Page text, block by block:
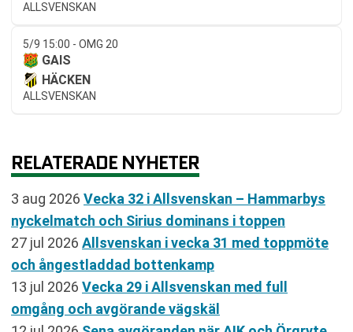
ALLSVENSKAN
5/9 15:00 - OMG 20
GAIS
HÄCKEN
ALLSVENSKAN
RELATERADE NYHETER
3 aug 2026 Vecka 32 i Allsvenskan – Hammarbys
nyckelmatch och Sirius dominans i toppen
27 jul 2026 Allsvenskan i vecka 31 med toppmöte
och ångestladdad bottenkamp
13 jul 2026 Vecka 29 i Allsvenskan med full
omgång och avgörande vägskäl